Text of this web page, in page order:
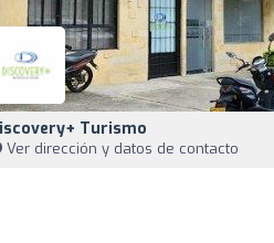
Turismo
Ver dirección y datos de contacto